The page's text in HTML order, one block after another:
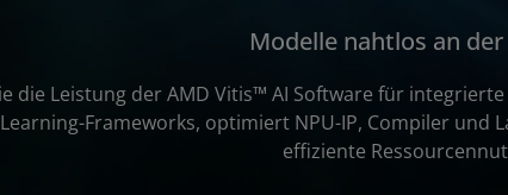
Modelle nahtlos an
die Leistung der AMD Vitis™ AI Software für
Frameworks, optimiert NPU-IP, Compiler
effiziente